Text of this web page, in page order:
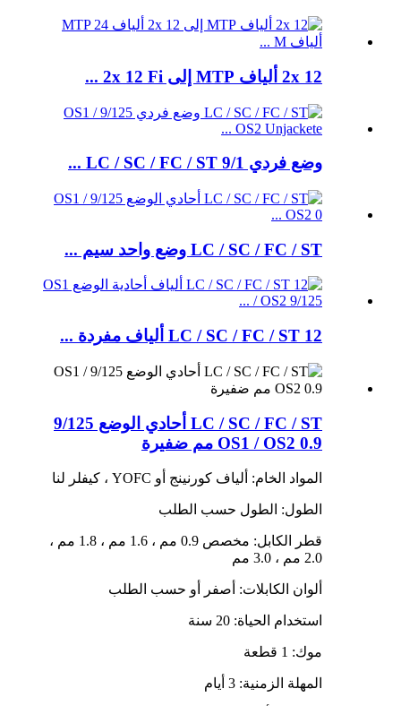
2x 12 ألياف MTP إلى 2x 12 Fi ...
وضع فردي LC / SC / FC / ST 9/1 ...
LC / SC / FC / ST وضع واحد سيم ...
LC / SC / FC / ST 12 ألياف مفردة ...
LC / SC / FC / ST أحادي الوضع 9/125
OS1 / OS2 0.9 مم ضفيرة
المواد الخام: ألياف كورنينج أو YOFC ، كيفلر لنا
الطول: الطول حسب الطلب
قطر الكابل: مخصص 0.9 مم ، 1.6 مم ، 1.8 مم ،
2.0 مم ، 3.0 مم
ألوان الكابلات: أصفر أو حسب الطلب
استخدام الحياة: 20 سنة
موك: 1 قطعة
المهلة الزمنية: 3 أيام